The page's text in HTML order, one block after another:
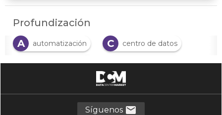
Profundización
A
automatización C centro de datos
C centros de datos C ciberseguridad
data center
Deep Learning E eficiencia energética
Síguenos